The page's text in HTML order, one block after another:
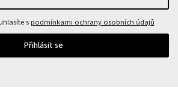
spodmínkami ochrany osobních údajů
Přihlásit se